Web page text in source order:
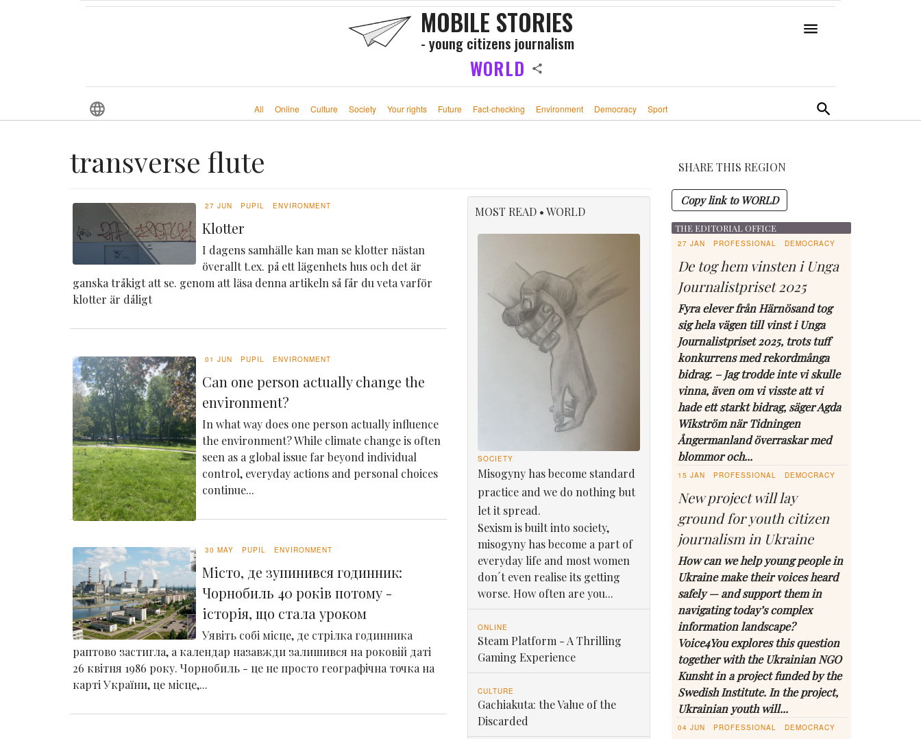
MOBILE STORIES
- young citizens journalism
WORLD
All Online Culture Society Your rights Future Fact-checking Environment Democracy Sport
transverse flute
27 JUN PUPIL ENVIRONMENT
Klotter
I dagens samhälle kan man se klotter nästan
överallt t.ex. på ett lägenhets hus och det är
ganska tråkigt att se. genom att läsa denna artikeln så får du veta varför
klotter är dåligt
01 JUN PUPIL ENVIRONMENT
Can one person actually change the
environment?
In what way does one person actually influence
the environment? While climate change is often
seen as a global issue far beyond individual
control, everyday actions and personal choices
continue...
30 MAY PUPIL ENVIRONMENT
Місто, де зупинився годинник:
Чорнобиль 40 років потому -
історія, що стала уроком
Уявіть собі місце, де стрілка годинника
раптово застигла, а календар назавжди залишився на роковій даті
26 квітня 1986 року. Чорнобиль - це не просто географічна точка на
карті України, це місце,...
MOST READ • WORLD
SOCIETY
Misogyny has become standard
practice and we do nothing but
let it spread.
Sexism is built into society,
misogyny has become a part of
everyday life and most women
don´t even realise its getting
worse. How often are you...
ONLINE
Steam Platform - A Thrilling
Gaming Experience
CULTURE
Gachiakuta: the Value of the
Discarded
SHARE THIS REGION
Copy link to WORLD
THE EDITORIAL OFFICE
27 JAN PROFESSIONAL DEMOCRACY
De tog hem vinsten i Unga
Journalistpriset 2025
Fyra elever från Härnösand tog
sig hela vägen till vinst i Unga
Journalistpriset 2025, trots tuff
konkurrens med rekordmånga
bidrag. – Jag trodde inte vi skulle
vinna, även om vi visste att vi
hade ett starkt bidrag, säger Agda
Wikström när Tidningen
Ångermanland överraskar med
blommor och...
15 JAN PROFESSIONAL DEMOCRACY
New project will lay
ground for youth citizen
journalism in Ukraine
How can we help young people in
Ukraine make their voices heard
safely — and support them in
navigating today’s complex
information landscape?
Voice4You explores this question
together with the Ukrainian NGO
Kunsht in a project funded by the
Swedish Institute. In the project,
Ukrainian youth will...
04 JUN PROFESSIONAL DEMOCRACY